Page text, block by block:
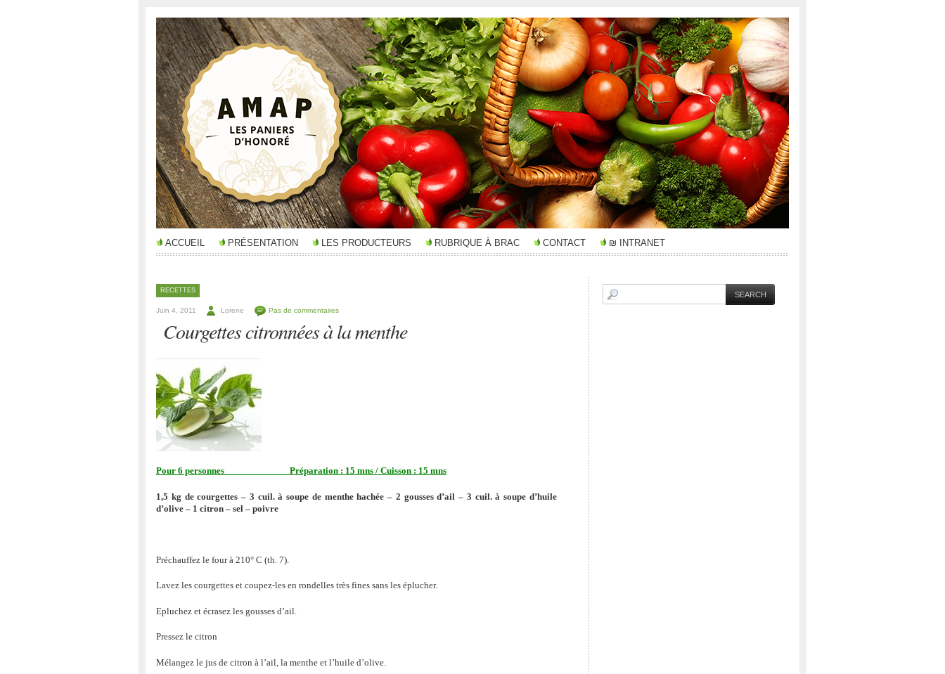
ACCUEIL PRÉSENTATION LES PRODUCTEURS RUBRIQUE À BRAC CONTACT ₪ INTRANET
RECETTES
Juin 4, 2011 Lorene Pas de commentaires
Courgettes citronnées à la menthe
Pour 6 personnes Préparation : 15 mns / Cuisson : 15 mns
1,5 kg de courgettes – 3 cuil. à soupe de menthe hachée – 2 gousses d’ail – 3 cuil. à soupe d’huile
d’olive – 1 citron – sel – poivre
Préchauffez le four à 210° C (th. 7).
Lavez les courgettes et coupez-les en rondelles très fines sans les éplucher.
Epluchez et écrasez les gousses d’ail.
Pressez le citron
Mélangez le jus de citron à l’ail, la menthe et l’huile d’olive.